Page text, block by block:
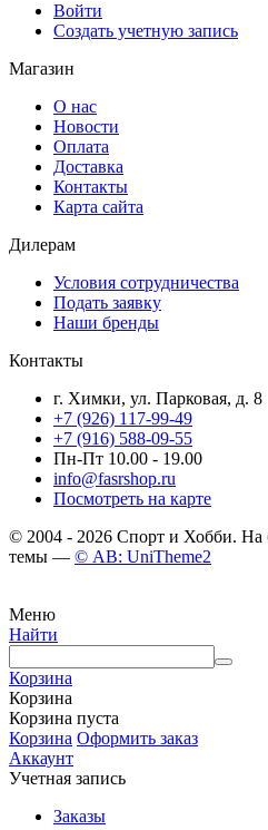
Войти
Создать учетную запись
Магазин
О нас
Новости
Оплата
Доставка
Контакты
Карта сайта
Дилерам
Условия сотрудничества
Подать заявку
Наши бренды
Контакты
г. Химки, ул. Парковая, д. 8
+7 (926) 117-99-49
+7 (916) 588-09-55
Пн-Пт 10.00 - 19.00
info@fasrshop.ru
Посмотреть на карте
© 2004 - 2026 Спорт и Хобби. На
темы — © AB: UniTheme2
Меню
Найти
Корзина
Корзина
Корзина пуста
Корзина Оформить заказ
Аккаунт
Учетная запись
Заказы